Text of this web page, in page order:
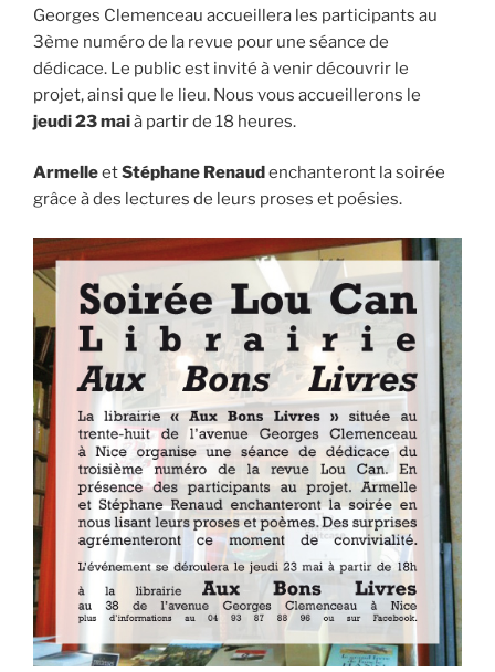
Georges Clemenceau accueillera les participants au
3ème numéro de la revue pour une séance de
dédicace. Le public est invité à venir découvrir le
projet, ainsi que le lieu. Nous vous accueillerons le
jeudi 23 maià partir de 18 heures.
ArmelleetStéphane Renaudenchanteront la soirée
grâce à des lectures de leurs proses et poésies.